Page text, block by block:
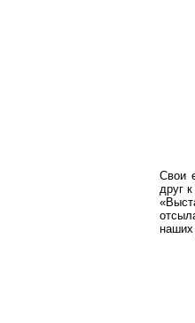
Свои
друг к
наших